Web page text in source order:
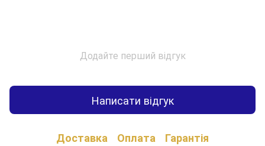
Додайте перший відгук
Написати відгук
Доставка Оплата Гарантія